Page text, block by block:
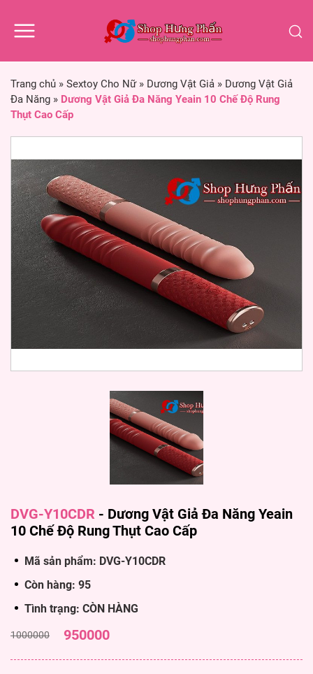
Trang chủ » Sextoy Cho Nữ» Dương Vật Giả » Dương Vật Giả
Đa Năng » Dương Vật Giả Đa Năng Yeain 10 Chế Độ Rung
Thụt Cao Cấp
DVG-Y10CDR - Dương Vật Giả Đa Năng Yeain
10 Chế Độ Rung Thụt Cao Cấp
Mã sản phẩm: DVG-Y10CDR
Còn hàng: 95
Tình trạng: CÒN HÀNG
1000000 950000